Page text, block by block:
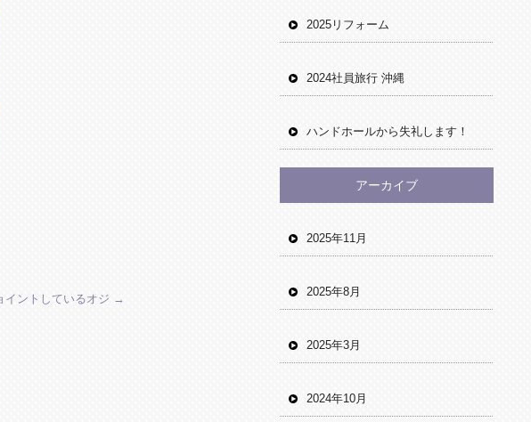
イントしているオジ →
2025リフォーム
2024社員旅行 沖縄
ハンドホールから失礼します！
アーカイブ
2025年11月
2025年8月
2025年3月
2024年10月